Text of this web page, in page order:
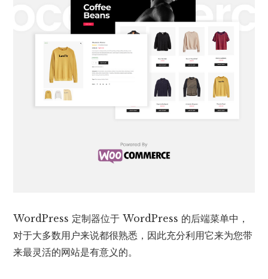
WordPress 定制器位于 WordPress 的后端菜单中，
对于大多数用户来说都很熟悉，因此充分利用它来为您带
来最灵活的网站是有意义的。